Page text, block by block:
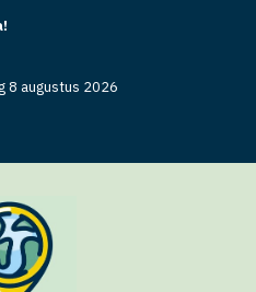
8 augustus 2026